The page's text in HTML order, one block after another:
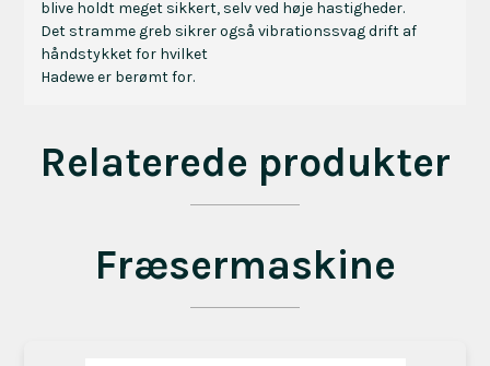
blive holdt meget sikkert, selv ved høje hastigheder.
Det stramme greb sikrer også vibrationssvag drift af
håndstykket for hvilket
Hadewe er berømt for.
Relaterede produkter
Fræsermaskine